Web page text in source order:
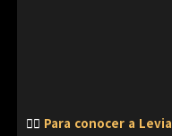
👉🏻 Para conocer a